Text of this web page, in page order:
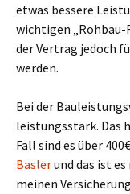
etwas bessere
wichtigen „Rohbau-
der Vertrag jedoch
werden.
Bei der
leistungsstark. Das
Fall sind es über
Baslerund das ist
meinen